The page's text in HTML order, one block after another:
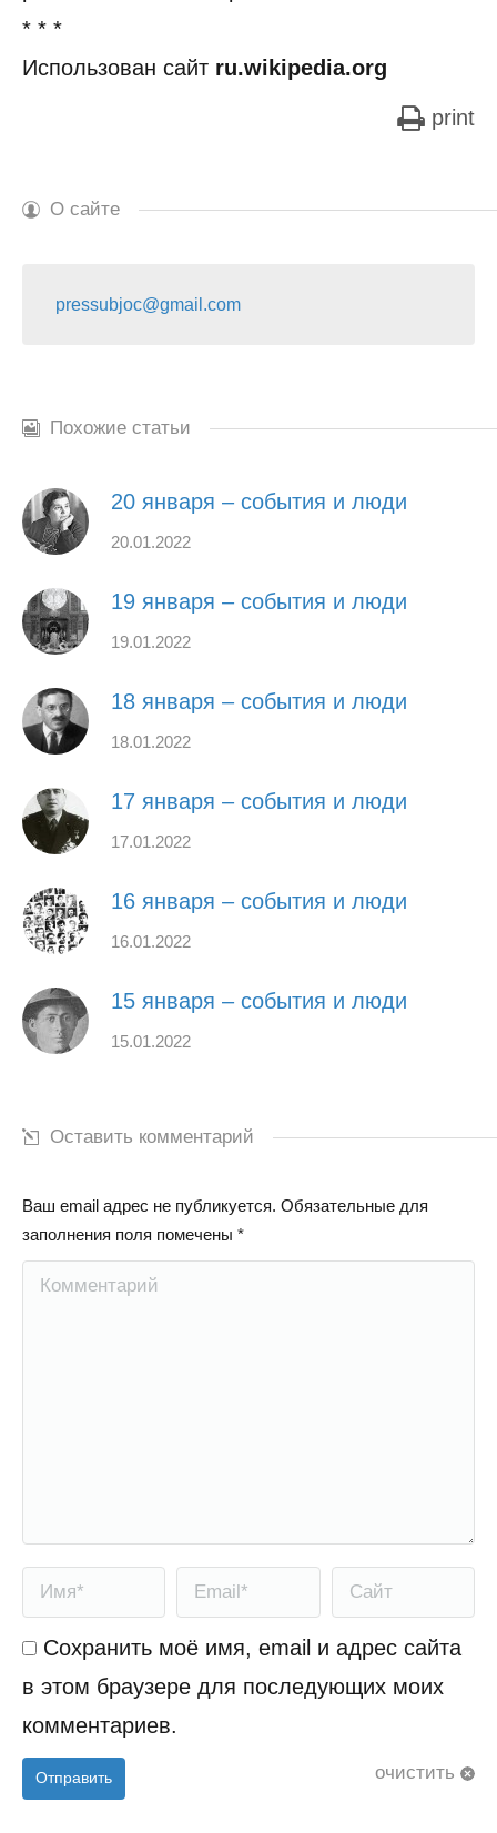
* * *
Использован сайт ru.wikipedia.org
print
О сайте
pressubjoc@gmail.com
Похожие статьи
20 января – события и люди
20.01.2022
19 января – события и люди
19.01.2022
18 января – события и люди
18.01.2022
17 января – события и люди
17.01.2022
16 января – события и люди
16.01.2022
15 января – события и люди
15.01.2022
Оставить комментарий
Ваш email адрес не публикуется. Обязательные для
заполнения поля помечены *
Комментарий
Имя * Email * Сайт
Сохранить моё имя, email и адрес сайта
в этом браузере для последующих моих
комментариев.
очистить
Отправить